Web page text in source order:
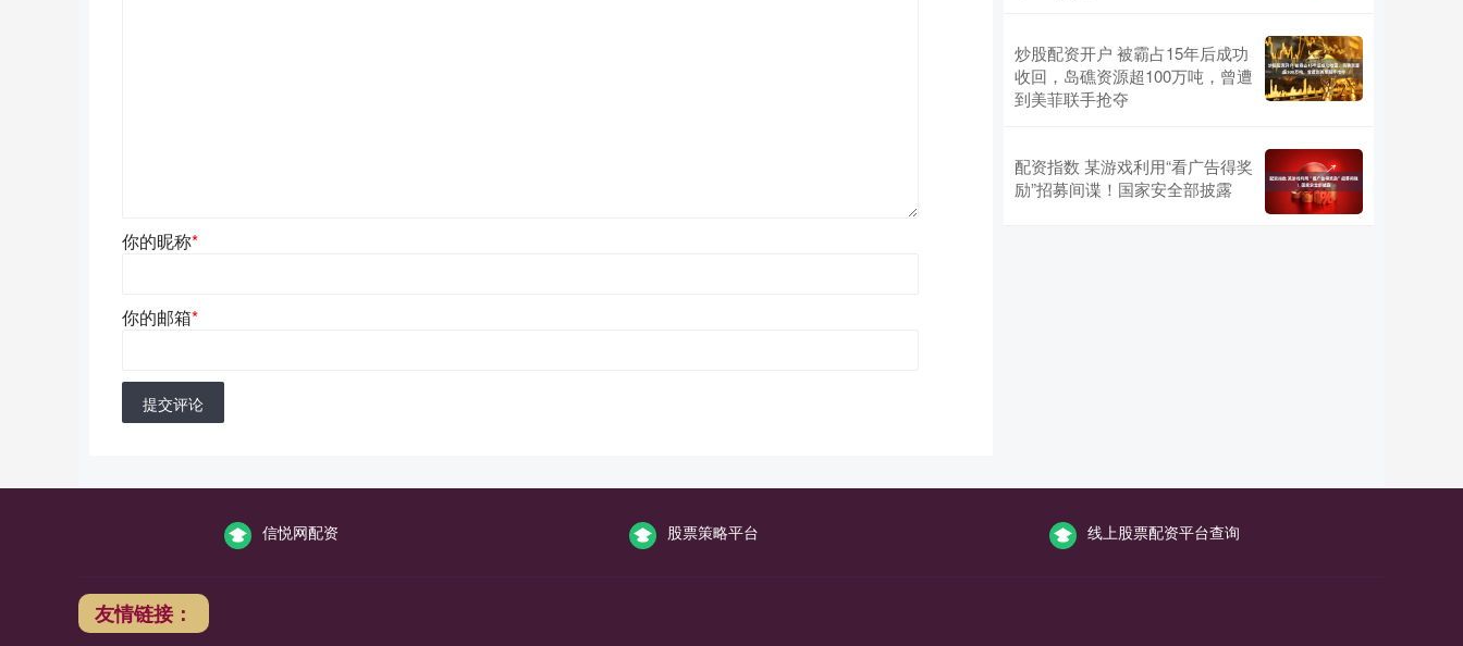
你的昵称*
你的邮箱*
提交评论
炒股配资开户 被霸占15年后成功
收回，岛礁资源超100万吨，曾遭
到美菲联手抢夺
配资指数 某游戏利用“看广告得奖
励”招募间谍！国家安全部披露
信悦网配资 股票策略平台 线上股票配资平台查询
友情链接：